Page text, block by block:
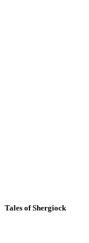
Tales of Shergiock